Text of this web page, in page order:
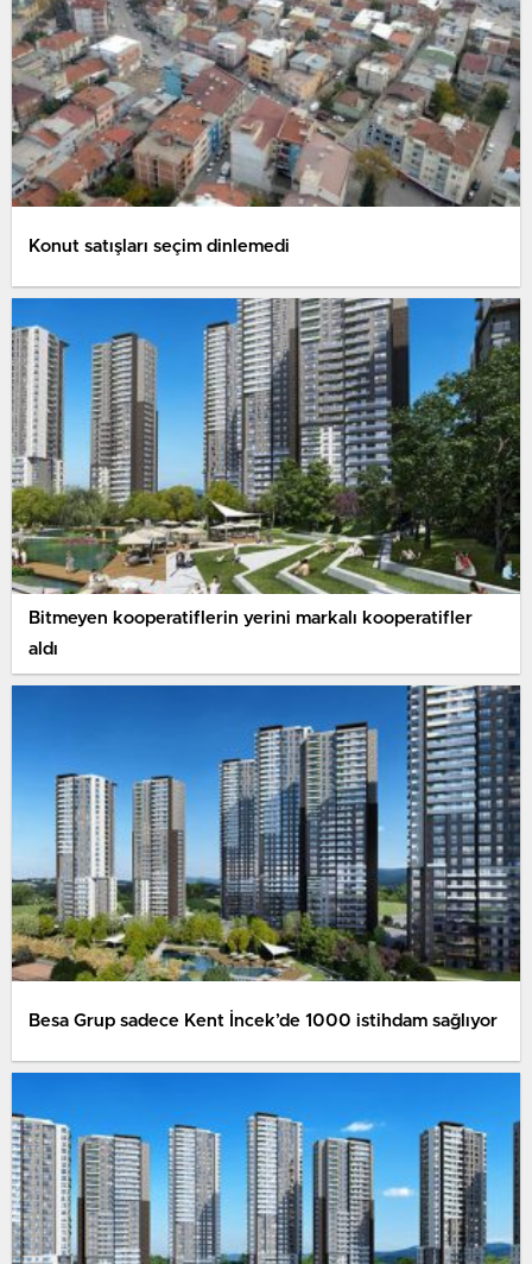
Konut satışları seçim dinlemedi
Bitmeyen kooperatiflerin yerini markalı kooperatifler
aldı
Besa Grup sadece Kent İncek’de 1000 istihdam sağlıyor